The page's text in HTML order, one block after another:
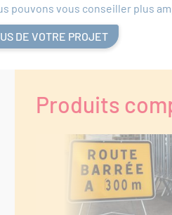
pouvons vous conseiller plus
DE VOTRE PROJET
Produits